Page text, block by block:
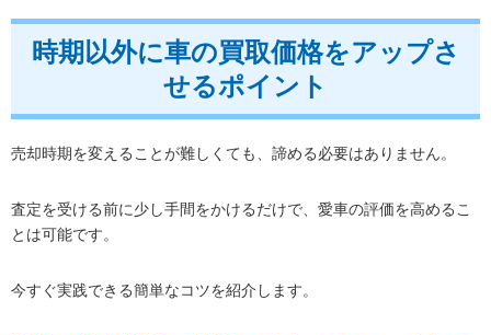
時期以外に車の買取価格をアップさ
せるポイント
売却時期を変えることが難しくても、諦める必要はありません。
査定を受ける前に少し手間をかけるだけで、愛車の評価を高めるこ
とは可能です。
今すぐ実践できる簡単なコツを紹介します。